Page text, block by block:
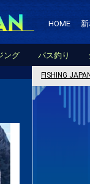
HOME
ング バス釣り
FISHING